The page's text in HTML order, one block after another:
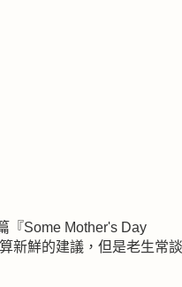
『Some Mother's Day
新鮮的建議，但是老生常